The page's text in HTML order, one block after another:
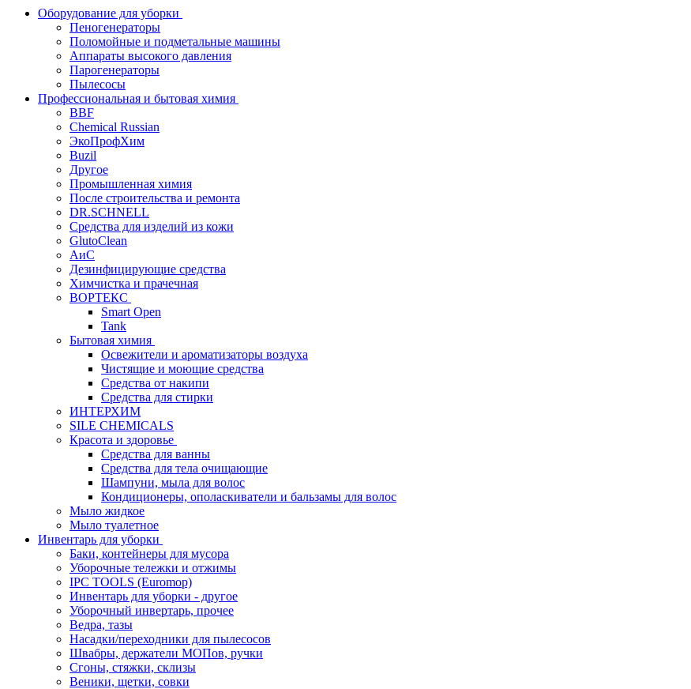
Оборудование для уборки
Пеногенераторы
Поломойные и подметальные машины
Аппараты высокого давления
Парогенераторы
Пылесосы
Профессиональная и бытовая химия
BBF
Chemical Russian
ЭкоПрофХим
Buzil
Другое
Промышленная химия
После строительства и ремонта
DR.SCHNELL
Средства для изделий из кожи
GlutoClean
АиС
Дезинфицирующие средства
Химчистка и прачечная
ВОРТЕКС
Smart Open
Tank
Бытовая химия
Освежители и ароматизаторы воздуха
Чистящие и моющие средства
Средства от накипи
Средства для стирки
ИНТЕРХИМ
SILE CHEMICALS
Красота и здоровье
Средства для ванны
Средства для тела очищающие
Шампуни, мыла для волос
Кондиционеры, ополаскиватели и бальзамы для волос
Мыло жидкое
Мыло туалетное
Инвентарь для уборки
Баки, контейнеры для мусора
Уборочные тележки и отжимы
IPC TOOLS (Euromop)
Инвентарь для уборки - другое
Уборочный инвертарь, прочее
Ведра, тазы
Насадки/переходники для пылесосов
Швабры, держатели МОПов, ручки
Сгоны, стяжки, склизы
Веники, щетки, совки